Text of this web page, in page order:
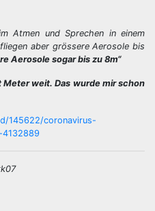
Atmen und Sprechen in einem
aber grössere Aerosole bis
Aerosole sogar bis zu 8m“
weit. Das wurde mir schon
145622/coronavirus-